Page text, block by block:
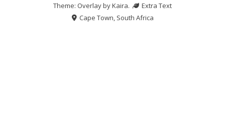
Theme: Overlay byKaira.
Extra Text
Cape Town, South Africa